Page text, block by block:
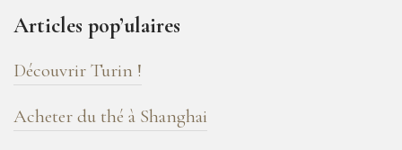
de
blog
!
Articles pop’ulaires
Découvrir Turin !
Acheter du thé à Shanghai